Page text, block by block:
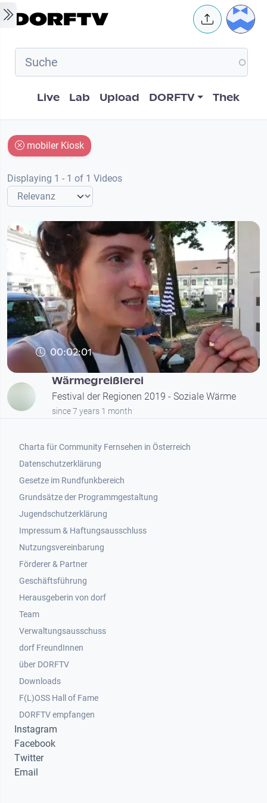
Skip to main content User
Hauptnavigation
Live Lab Upload DORFTV Thek
mobiler Kiosk
Displaying 1 - 1 of 1 Videos
00:02:01
Wärmegreißlerei
Festival der Regionen 2019 - Soziale Wärme
since 7 years 1 month
Footer 1
Charta für Community Fernsehen in Österreich
Datenschutzerklärung
Gesetze im Rundfunkbereich
Grundsätze der Programmgestaltung
Jugendschutzerklärung
Impressum & Haftungsausschluss
Nutzungsvereinbarung
Footer 2
Förderer & Partner
Geschäftsführung
Herausgeberin von dorf
Team
Verwaltungsausschuss
dorf FreundInnen
Footer 3
über DORFTV
Downloads
F(L)OSS Hall of Fame
Footer 4
DORFTV empfangen
Instagram
Facebook
Twitter
Email